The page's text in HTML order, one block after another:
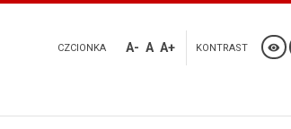
CZCIONKA A- A A+ KONTRAST